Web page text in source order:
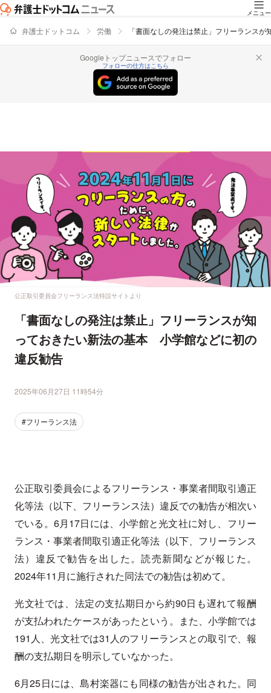
メニュー
弁護士ドットコム 労働 「書面なしの発注は禁止」フリーランス
Googleトップニュースでフォロー
フォローの仕方はこちら
公正取引委員会フリーランス法特設サイトより
「書面なしの発注は禁止」フリーランスが知
っておきたい新法の基本 小学館などに初の
違反勧告
2025年06月27日 11時54分
#フリーランス法
公正取引委員会によるフリーランス・事業者間取引適正
化等法（以下、フリーランス法）違反での勧告が相次い
でいる。6月17日には、小学館と光文社に対し、フリー
ランス・事業者間取引適正化等法（以下、フリーランス
法）違反で勧告を出した。読売新聞などが報じた。
2024年11月に施行された同法での勧告は初めて。
光文社では、法定の支払期日から約90日も遅れて報酬
が支払われたケースがあったという。また、小学館では
191人、光文社では31人のフリーランスとの取引で、報
酬の支払期日を明示していなかった。
6月25日には、島村楽器にも同様の勧告が出された。同